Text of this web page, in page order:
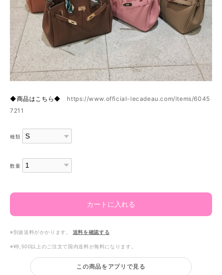
◆商品はこちら◆ https://www.official-lecadeau.com/items/6045
7211
種類
数量
カートに入れる
※別途送料がかかります。 送料を確認する
※¥9,500以上のご注文で国内送料が無料になります。
この商品をアプリで見る